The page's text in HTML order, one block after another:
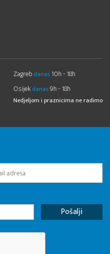
Zagreb danas 10h - 18h
Osijek danas9h - 18h
Nedjeljom i praznicima ne radimo